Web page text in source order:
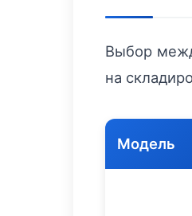
Выбор
на
Модель